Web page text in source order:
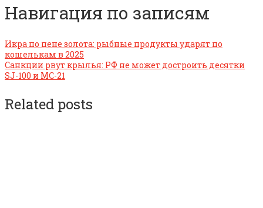
Навигация по записям
Икра по цене золота: рыбные продукты ударят по
кошелькам в 2025
Санкции рвут крылья: РФ не может достроить десятки
SJ-100 и MC-21
Related posts